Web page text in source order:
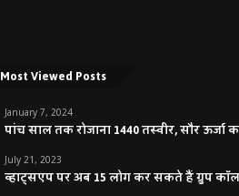
Most Viewed Posts
January 7, 2024
पांच साल तक रोजाना 1440 तस्वीर, सौर
July 21, 2023
व्हाट्सएप पर अब 15 लोग कर सकते हैं ग्रुप